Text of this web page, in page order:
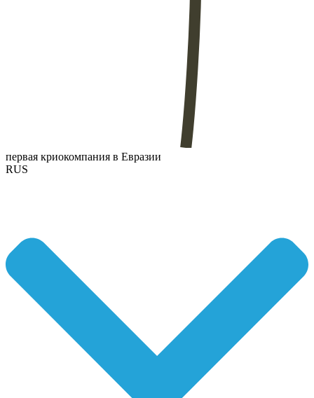
первая криокомпания в Евразии
RUS